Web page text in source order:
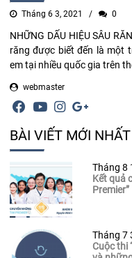
Tháng 6 3, 2021 0
NHỮNG DẤU HIỆU SÂU
răng được biết đến là một
em tại nhiều quốc gia trên
webmaster
BÀI VIẾT MỚI NHẤT
Tháng 8
Kết quả
Premier”
Tháng 7
Cuộc thi